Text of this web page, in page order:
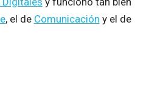
, el de Comunicación y el de